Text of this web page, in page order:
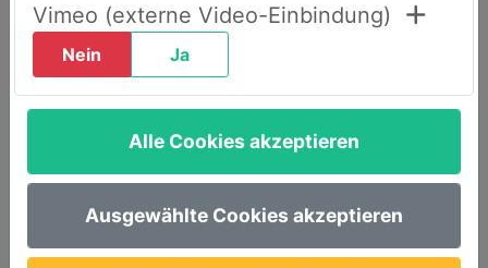
Geben Sie dort Ihre E-Mail-Adresse
ein.
Wählen Sie die Option „Passwort
vergessen“.
Sie erhalten umgehend eine E-Mail mit
einem Link, um ein neues Passwort
festzulegen.
Anschließend steht Ihnen Ihr Account
Vimeo (externe Video-Einbindung)
Nein Ja
Alle Cookies akzeptieren
Ausgewählte Cookies akzeptieren